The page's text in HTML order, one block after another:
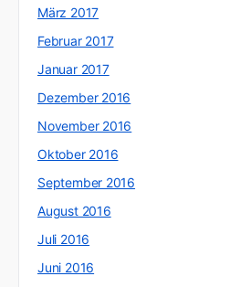
März 2017
Februar 2017
Januar 2017
Dezember 2016
November 2016
Oktober 2016
September 2016
August 2016
Juli 2016
Juni 2016